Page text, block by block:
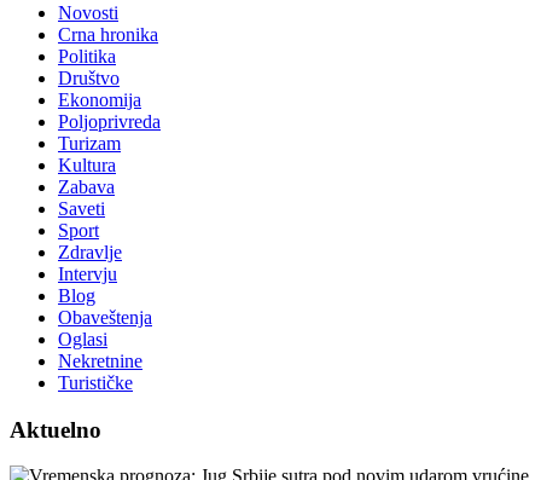
Novosti
Crna hronika
Politika
Društvo
Ekonomija
Poljoprivreda
Turizam
Kultura
Zabava
Saveti
Sport
Zdravlje
Intervju
Blog
Obaveštenja
Oglasi
Nekretnine
Turističke
Aktuelno